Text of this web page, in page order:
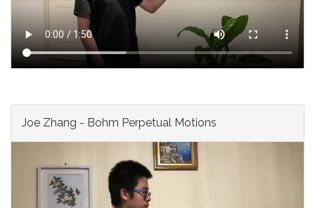
Joe Zhang - Bohm Perpetual Motions